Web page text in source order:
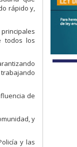
rápido y,
todos los
de
y
y las